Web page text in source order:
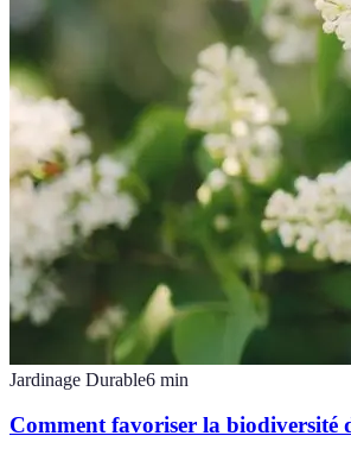
Jardinage Durable6 min
Comment favoriser la biodiversité